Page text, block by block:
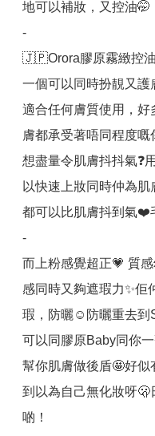
地可以補妝，又控油🤭
-
🇯🇵Orora膠原霧緻控油
一個可以同時扮靚又
適合任何膚質使用，
膚都承受著唔同程度
想盡量令肌膚抖抖氣❓
以快速上妝同時仲為
都可以比肌膚抖到氣❤️
-
而上粉感覺超正💗 質
感同時又夠遮瑕力✨佢
瑕，防曬☺️防曬重去到
可以同膠原Baby同你
幫你肌膚做後盾🤩好
到以為自己無化妝呀
啲！